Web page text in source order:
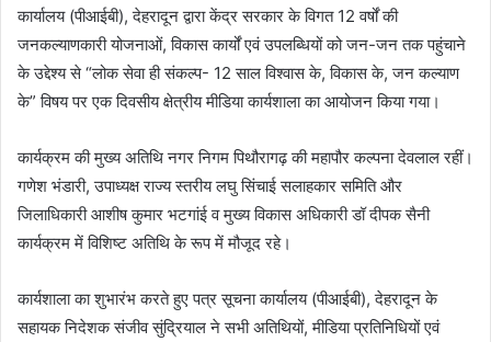
कार्यालय (पीआईबी), देहरादून द्वारा केंद्र सरकार के विगत 12 वर्षों की
जनकल्याणकारी योजनाओं, विकास कार्यों एवं उपलब्धियों को जन-जन तक पहुंचाने
के उद्देश्य से “लोक सेवा ही संकल्प- 12 साल विश्वास के, विकास के, जन कल्याण
के” विषय पर एक दिवसीय क्षेत्रीय मीडिया कार्यशाला का आयोजन किया गया।
कार्यक्रम की मुख्य अतिथि नगर निगम पिथौरागढ़ की महापौर कल्पना देवलाल रहीं।
गणेश भंडारी, उपाध्यक्ष राज्य स्तरीय लघु सिंचाई सलाहकार समिति और
जिलाधिकारी आशीष कुमार भटगांई व मुख्य विकास अधिकारी डॉ दीपक सैनी
कार्यक्रम में विशिष्ट अतिथि के रूप में मौजूद रहे।
कार्यशाला का शुभारंभ करते हुए पत्र सूचना कार्यालय (पीआईबी), देहरादून के
सहायक निदेशक संजीव सुंद्रियाल ने सभी अतिथियों, मीडिया प्रतिनिधियों एवं